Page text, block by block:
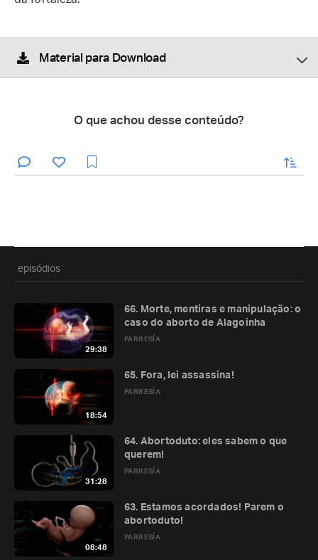
Material para Download
O que achou desse conteúdo?
enviar
episódios
29:38
PARRESÍA
66. Morte, mentiras e manipulação: o
caso do aborto de Alagoinha
18:54
PARRESÍA
65. Fora, lei assassina!
31:28
PARRESÍA
64. Abortoduto: eles sabem o que
querem!
08:48
PARRESÍA
63. Estamos acordados! Parem o
abortoduto!